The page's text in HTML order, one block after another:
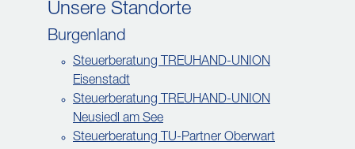
Unsere Standorte
Burgenland
Steuerberatung TREUHAND-UNION
Eisenstadt
Steuerberatung TREUHAND-UNION
Neusiedl am See
Steuerberatung TU-Partner Oberwart